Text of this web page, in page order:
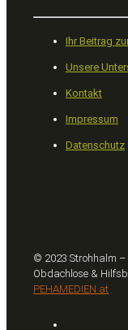
Ihr Beitrag
Unsere
Kontakt
Impressum
Datenschutz
© 2023 Strohhalm
Obdachlose &
PEHAMEDIEN.at